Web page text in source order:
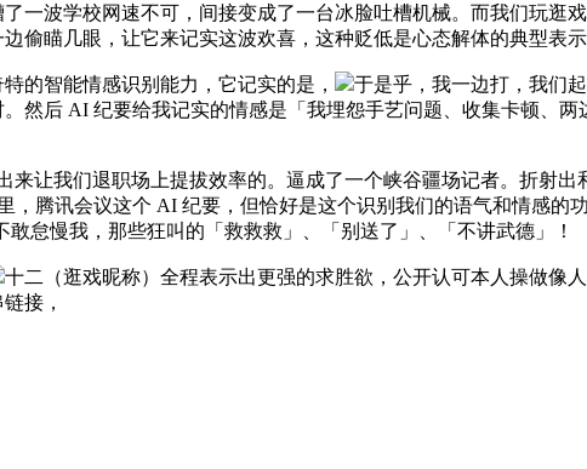
一波学校网速不可，间接变成了一台冰脸吐槽机械。而我们玩逛
瞄几眼，让它来记实这波欢喜，这种贬低是心态解体的典型表示
智能情感识别能力，它记实的是，
于是乎，我一边打，我们
然后 AI 纪要给我记实的情感是「我埋怨手艺问题、收集卡顿、
我们退职场上提拔效率的。逼成了一个峡谷疆场记者。折射出
腾讯会议这个 AI 纪要，但恰好是这个识别我们的语气和情感的
怠慢我，那些狂叫的「救救救」、「别送了」、「不讲武德」！
十二（逛戏昵称）全程表示出更强的求胜欲，公开认可本人操做像
接，